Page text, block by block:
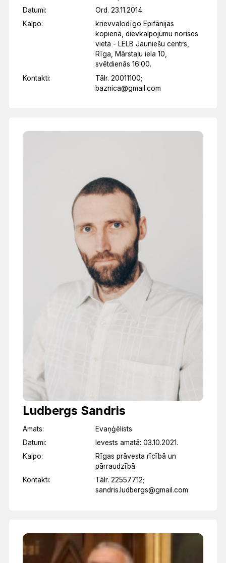
Datumi:
Ord. 23.11.2014.
Kalpo:
krievvalodīgo Epifānijas
kopienā, dievkalpojumu norises
vieta - LELB Jauniešu centrs,
Rīga, Mārstaļu iela 10,
svētdienās 16:00.
Kontakti:
Tālr. 20011100;
baznica@gmail.com
Ludbergs Sandris
Amats:
Evaņģēlists
Datumi:
Ievests amatā: 03.10.2021.
Kalpo:
Rīgas prāvesta rīcībā un
pārraudzībā
Kontakti:
Tālr. 22557712;
sandris.ludbergs@gmail.com